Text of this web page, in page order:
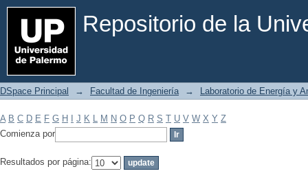
Repositorio de la
Filtrar por: Materia
DSpace Principal → Facultad de Ingeniería → Laboratorio de Energía y
A B C D E F G H J K L M N O P Q R S T U V W X Y Z
Comienza por
Resultados por página: